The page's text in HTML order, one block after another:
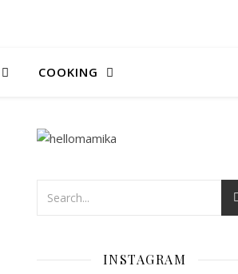
COOKING
INSTAGRAM